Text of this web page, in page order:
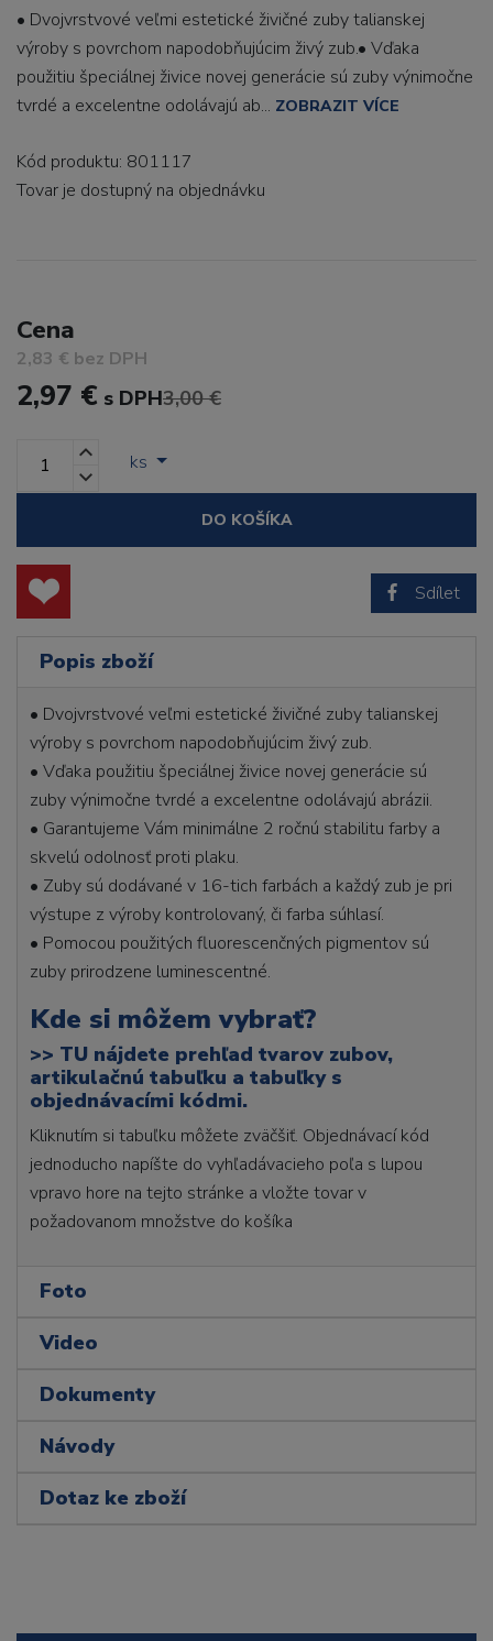
• Dvojvrstvové veľmi estetické živičné zuby talianskej
výroby s povrchom napodobňujúcim živý zub.• Vďaka
použitiu špeciálnej živice novej generácie sú zuby výnimočne
tvrdé a excelentne odolávajú ab... ZOBRAZIT VÍCE
Kód produktu: 801117
Tovar je dostupný na objednávku
Cena
2,83 € bez DPH
2,97 € s DPH3,00 €
ks
DO KOŠÍKA
Sdílet
Popis zboží
• Dvojvrstvové veľmi estetické živičné zuby talianskej
výroby s povrchom napodobňujúcim živý zub.
• Vďaka použitiu špeciálnej živice novej generácie sú
zuby výnimočne tvrdé a excelentne odolávajú abrázii.
• Garantujeme Vám minimálne 2 ročnú stabilitu farby a
skvelú odolnosť proti plaku.
• Zuby sú dodávané v 16-tich farbách a každý zub je pri
výstupe z výroby kontrolovaný, či farba súhlasí.
• Pomocou použitých fluorescenčných pigmentov sú
zuby prirodzene luminescentné.
Kde si môžem vybrať?
>> TU nájdete prehľad tvarov zubov,
artikulačnú tabuľku a tabuľky s
objednávacími kódmi.
Kliknutím si tabuľku môžete zväčšiť. Objednávací kód
jednoducho napíšte do vyhľadávacieho poľa s lupou
vpravo hore na tejto stránke a vložte tovar v
požadovanom množstve do košíka
Foto
Video
Dokumenty
Návody
Dotaz ke zboží